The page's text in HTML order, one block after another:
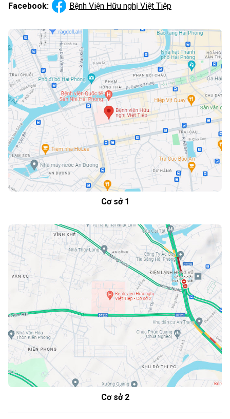
Facebook:
Bệnh Viện Hữu nghị Việt Tiệp
Cơ sở 1
Cơ sở 2